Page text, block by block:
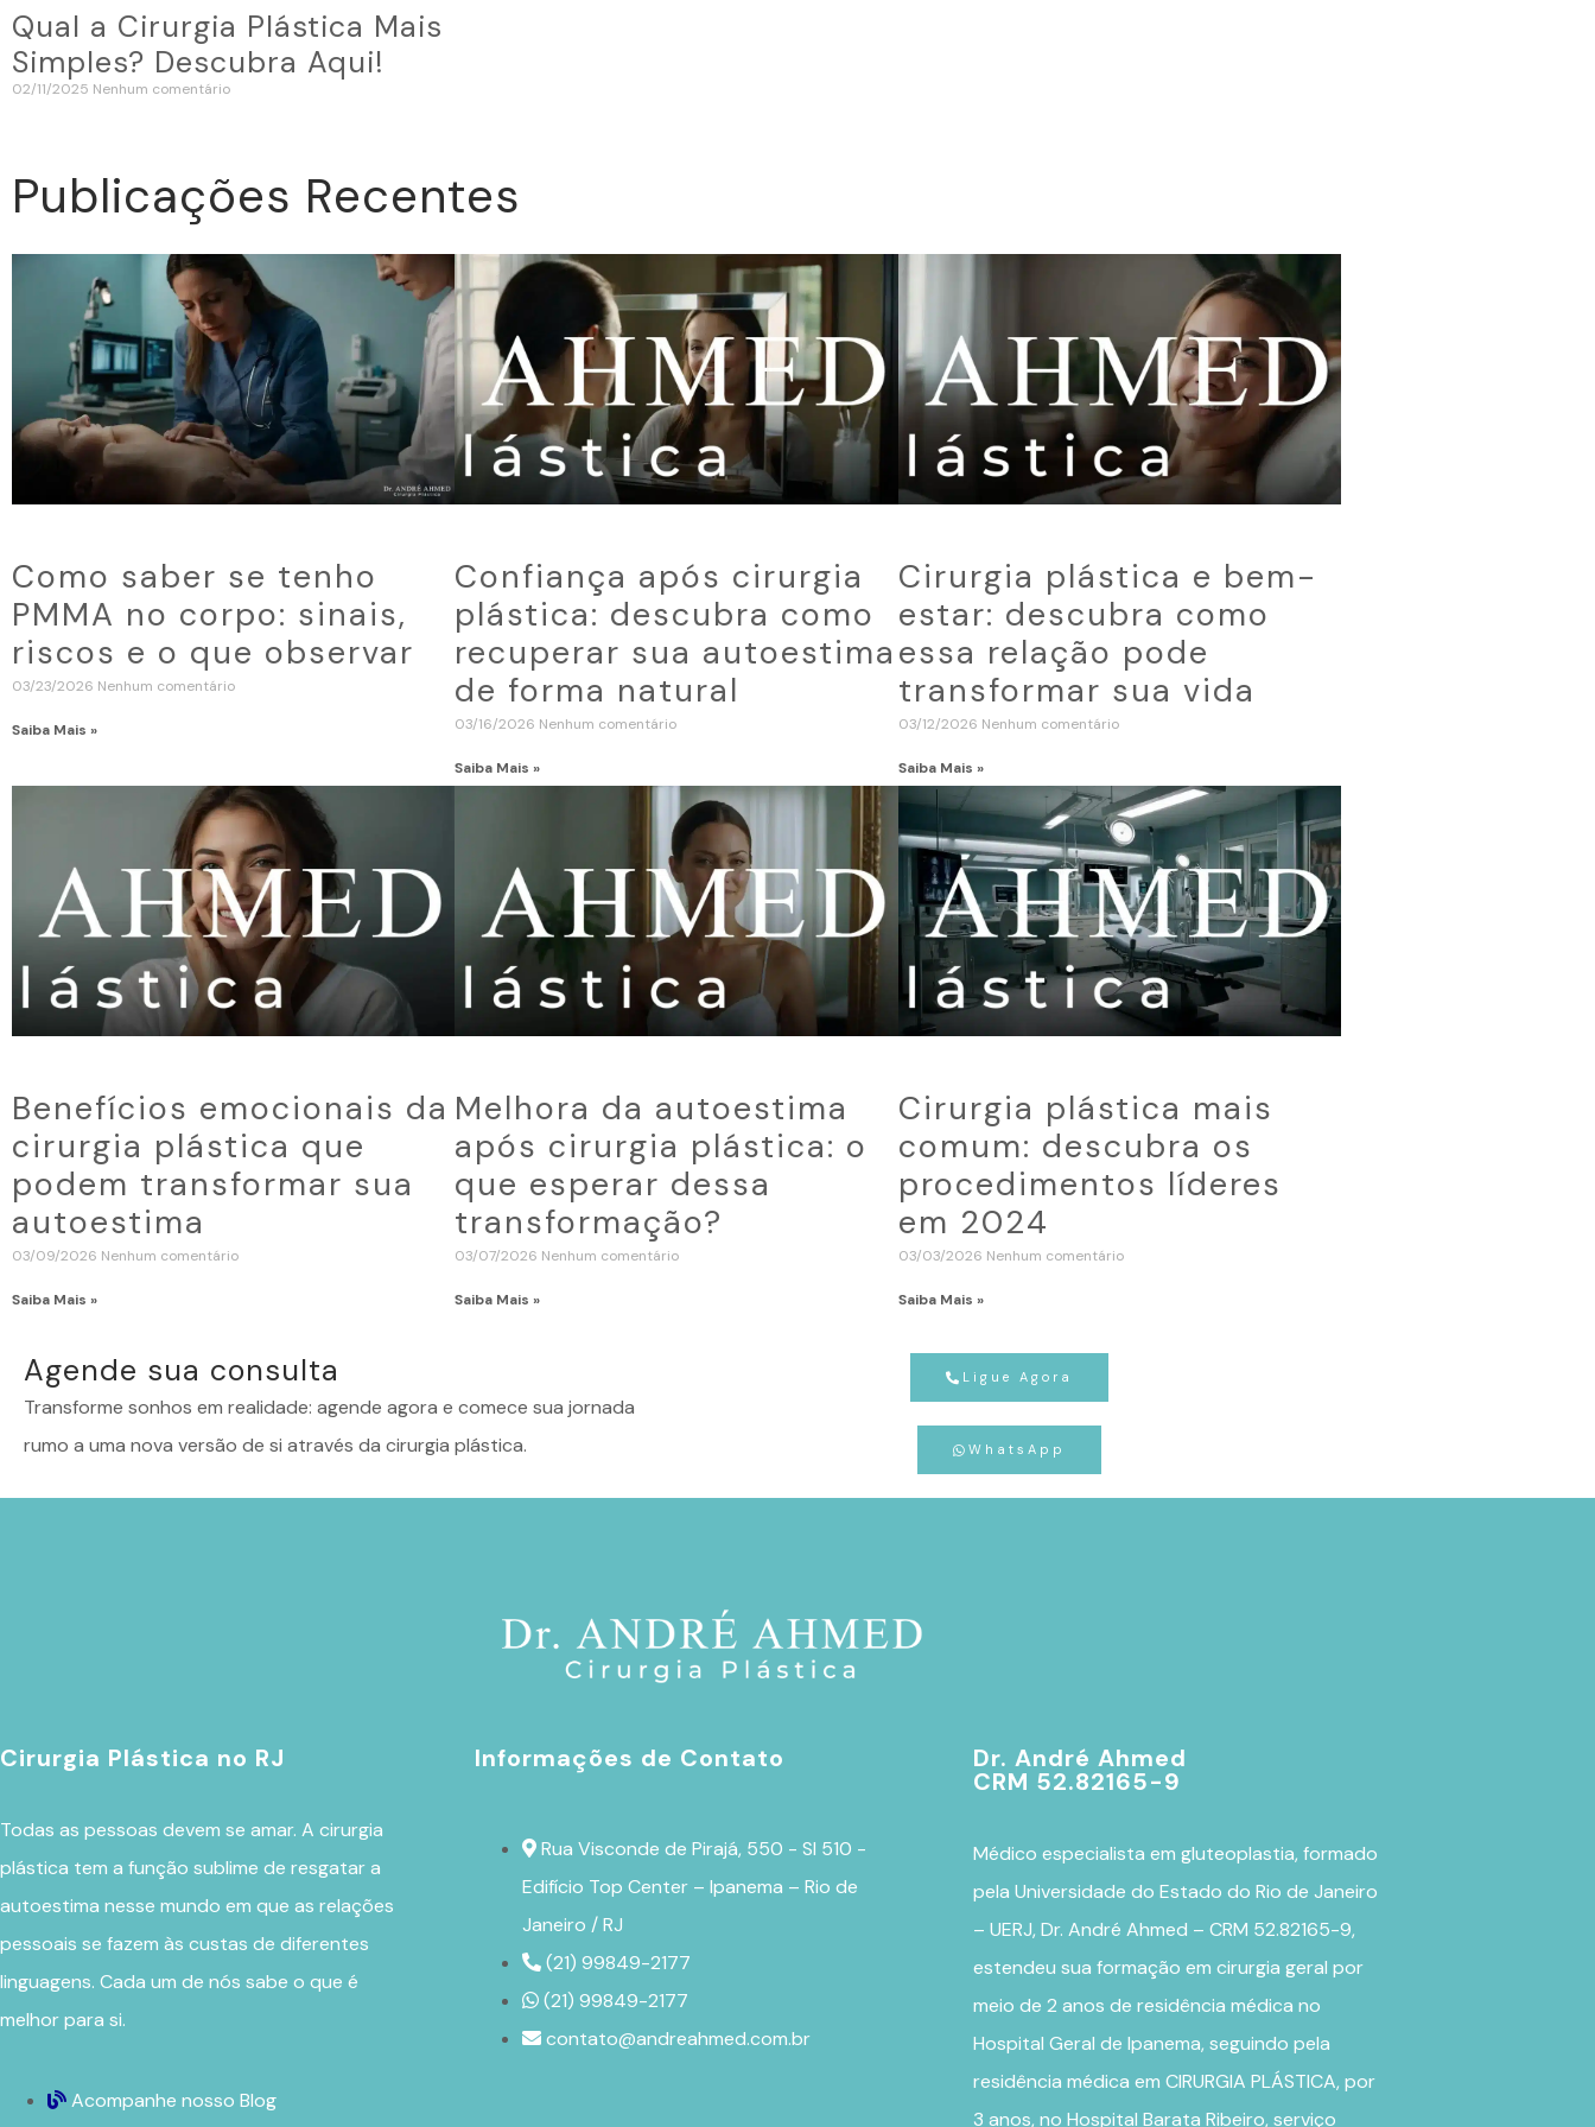
Qual a Cirurgia Plástica Mais
Simples? Descubra Aqui!
02/11/2025 Nenhum comentário
Publicações Recentes
Como saber se tenho
PMMA no corpo: sinais,
riscos e o que observar
03/23/2026 Nenhum comentário
Saiba Mais »
Confiança após cirurgia
plástica: descubra como
recuperar sua autoestima
de forma natural
03/16/2026 Nenhum comentário
Saiba Mais »
Cirurgia plástica e bem-
estar: descubra como
essa relação pode
transformar sua vida
03/12/2026 Nenhum comentário
Saiba Mais »
Benefícios emocionais da
cirurgia plástica que
podem transformar sua
autoestima
03/09/2026 Nenhum comentário
Saiba Mais »
Melhora da autoestima
após cirurgia plástica: o
que esperar dessa
transformação?
03/07/2026 Nenhum comentário
Saiba Mais »
Cirurgia plástica mais
comum: descubra os
procedimentos líderes
em 2024
03/03/2026 Nenhum comentário
Saiba Mais »
Agende sua consulta
Transforme sonhos em realidade: agende agora e comece sua jornada
rumo a uma nova versão de si através da cirurgia plástica.
Ligue Agora
WhatsApp
Cirurgia Plástica no RJ
Todas as pessoas devem se amar. A cirurgia
plástica tem a função sublime de resgatar a
autoestima nesse mundo em que as relações
pessoais se fazem às custas de diferentes
linguagens. Cada um de nós sabe o que é
melhor para si.
Acompanhe nosso Blog
Informações de Contato
Rua Visconde de Pirajá, 550 - Sl 510 -
Edifício Top Center – Ipanema – Rio de
Janeiro / RJ
(21) 99849-2177
(21) 99849-2177
contato@andreahmed.com.br
Dr. André Ahmed
CRM 52.82165-9
Médico especialista em gluteoplastia, formado
pela Universidade do Estado do Rio de Janeiro
– UERJ, Dr. André Ahmed – CRM 52.82165-9,
estendeu sua formação em cirurgia geral por
meio de 2 anos de residência médica no
Hospital Geral de Ipanema, seguindo pela
residência médica em CIRURGIA PLÁSTICA, por
3 anos, no Hospital Barata Ribeiro, serviço